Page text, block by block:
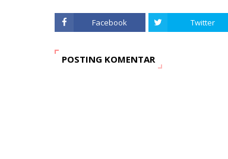
Facebook Twitter
POSTING KOMENTAR